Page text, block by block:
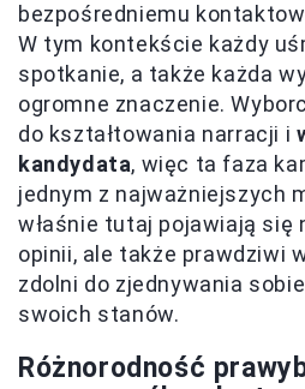
bezpośredniemu
W tym kontekście każdy
spotkanie, a także każda
ogromne znaczenie.
do kształtowania narracji i
kandydata, więc ta faza
jednym z najważniejszych
właśnie tutaj pojawiają się
opinii, ale także prawdziwi
zdolni do zjednywania
swoich stanów.
Różnorodność